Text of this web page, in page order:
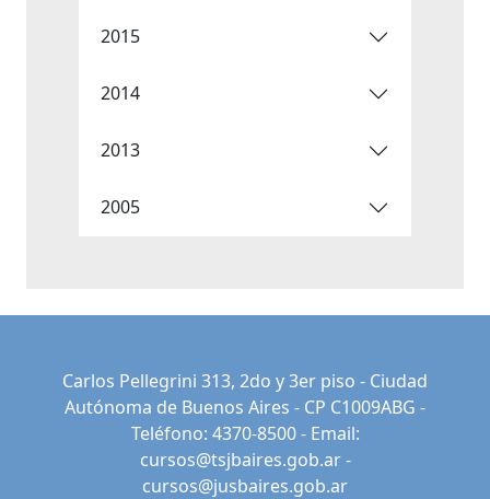
2015
2014
2013
2005
Carlos Pellegrini 313, 2do y 3er piso - Ciudad
Autónoma de Buenos Aires - CP C1009ABG -
Teléfono: 4370-8500 - Email:
cursos@tsjbaires.gob.ar-
cursos@jusbaires.gob.ar